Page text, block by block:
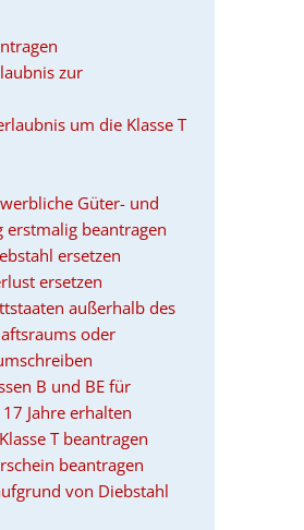
zur
um die Klasse T
Güter- und
erstmalig beantragen
ersetzen
ersetzen
außerhalb des
oder
B und BE für
Jahre erhalten
T beantragen
beantragen
von Diebstahl